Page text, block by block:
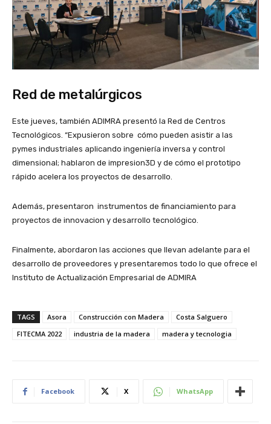
Red de metalúrgicos
Este jueves, también ADIMRA presentó la Red de Centros
Tecnológicos. “Expusieron sobre cómo pueden asistir a las
pymes industriales aplicando ingeniería inversa y control
dimensional; hablaron de impresion3D y de cómo el prototipo
rápido acelera los proyectos de desarrollo.
Además, presentaron instrumentos de financiamiento para
proyectos de innovacion y desarrollo tecnológico.
Finalmente, abordaron las acciones que llevan adelante para el
desarrollo de proveedores y presentaremos todo lo que ofrece el
Instituto de Actualización Empresarial de ADMIRA
TAGS Asora Construcción con Madera
Costa Salguero
FITECMA 2022
industria de la madera madera y tecnologia
Facebook X WhatsApp